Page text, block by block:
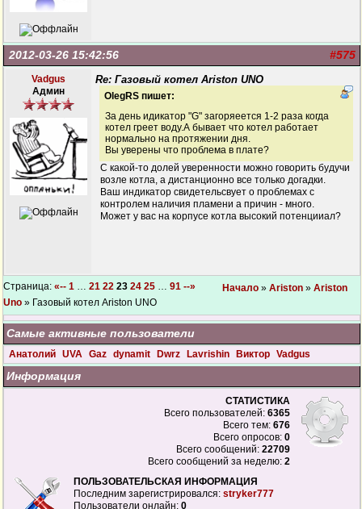
#575
2012-03-26 15:42:56
Vadgus
Админ
Re: Газовый котел Ariston UNO
OlegRS пишет:
За день идикатор "G" загоряеется 1-2 раза когда
котел греет воду.А бывает что котел работает
нормально на протяжении дня.
Вы уверены что проблема в плате?
С какой-то долей уверенности можно говорить будучи
возле котла, а дистанционно все только догадки.
Ваш индикатор свидетельсвует о проблемах с
контролем наличия пламени а причин - много.
Может у вас на корпусе котла высокий потенцииал?
Страница: «-- 1 … 21 22 23 24 25 … 91 --» Начало » Ariston » Ariston
Uno » Газовый котел Ariston UNO
Самые активные пользователи
Анатолий UVA Gaz dynamit Dwrz Lavrishin Виктор Vadgus
Информация
СТАТИСТИКА
Всего пользователей: 6365
Всего тем: 676
Всего опросов: 0
Всего сообщений: 22709
Всего сообщений за неделю: 2
ПОЛЬЗОВАТЕЛЬСКАЯ ИНФОРМАЦИЯ
Последним зарегистрировался: stryker777
Пользователи онлайн: 0